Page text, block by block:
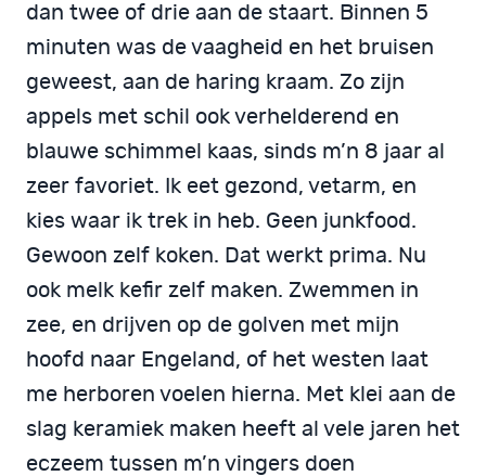
dan twee of drie aan de staart. Binnen 5
minuten was de vaagheid en het bruisen
geweest, aan de haring kraam. Zo zijn
appels met schil ook verhelderend en
blauwe schimmel kaas, sinds m’n 8 jaar al
zeer favoriet. Ik eet gezond, vetarm, en
kies waar ik trek in heb. Geen junkfood.
Gewoon zelf koken. Dat werkt prima. Nu
ook melk kefir zelf maken. Zwemmen in
zee, en drijven op de golven met mijn
hoofd naar Engeland, of het westen laat
me herboren voelen hierna. Met klei aan de
slag keramiek maken heeft al vele jaren het
eczeem tussen m’n vingers doen